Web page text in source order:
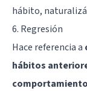
hábito,
6. Regresión
Hace referencia a
hábitos